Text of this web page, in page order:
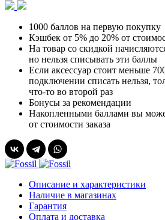
1000 баллов на первую покупку
Кэшбек от 5% до 20% от
На товар со скидкой
но нельзя списывать эти баллы
Если аксессуар стоит меньше
подключении списать нельзя,
что-то во второй раз
Бонусы за рекомендации
Накопленными баллами вы
от стоимости заказа
Описание и характеристики
Наличие в магазинах
Гарантия
Оплата и доставка